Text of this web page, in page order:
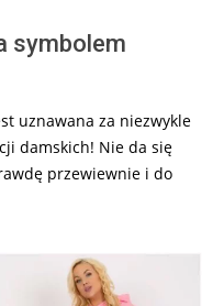
symbolem
uznawana za niezwykle
damskich! Nie da się
przewiewnie i do